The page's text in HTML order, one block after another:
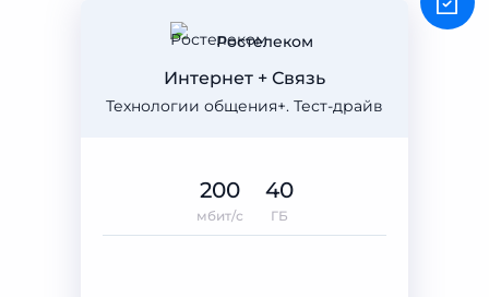
Ростелеком
Технологии общения+. Тест-драйв
Интернет + Связь
200
мбит/с
40
ГБ